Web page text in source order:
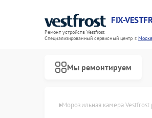
FIX-
Ремонт устройств Vestfrost
Специализированный cервисный центр г.
Мы ремонтируем
Vestfrost в Москве Морозильная камера